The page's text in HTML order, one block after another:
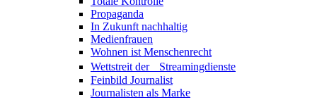
Propaganda
In Zukunft nachhaltig
Medienfrauen
Wohnen ist Menschenrecht
Wettstreit der Streamingdienste
Feinbild Journalist
Journalisten als Marke